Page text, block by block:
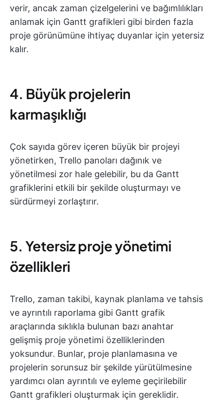
verir, ancak zaman çizelgelerini ve bağımlılıkları
anlamak için Gantt grafikleri gibi birden fazla
proje görünümüne ihtiyaç duyanlar için yetersiz
kalır.
4. Büyük projelerin
karmaşıklığı
Çok sayıda görev içeren büyük bir projeyi
yönetirken, Trello panoları dağınık ve
yönetilmesi zor hale gelebilir, bu da Gantt
grafiklerini etkili bir şekilde oluşturmayı ve
sürdürmeyi zorlaştırır.
5. Yetersiz proje yönetimi
özellikleri
Trello, zaman takibi, kaynak planlama ve tahsis
ve ayrıntılı raporlama gibi Gantt grafik
araçlarında sıklıkla bulunan bazı anahtar
gelişmiş proje yönetimi özelliklerinden
yoksundur. Bunlar, proje planlamasına ve
projelerin sorunsuz bir şekilde yürütülmesine
yardımcı olan ayrıntılı ve eyleme geçirilebilir
Gantt grafikleri oluşturmak için gereklidir.